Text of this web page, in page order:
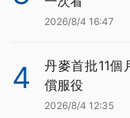
2026/8/4 16:47
4
丹麥首批11
償服役
2026/8/4 12:35